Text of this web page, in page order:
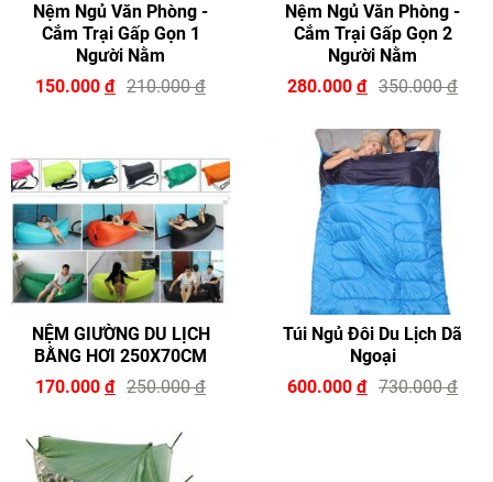
Nệm Ngủ Văn Phòng -
Cắm Trại Gấp Gọn 1
Người Nằm
150.000 đ 210.000đ
Nệm Ngủ Văn Phòng -
Cắm Trại Gấp Gọn 2
Người Nằm
280.000 đ 350.000đ
NỆM GIƯỜNG DU LỊCH
BẰNG HƠI 250X70CM
170.000 đ 250.000đ
Túi Ngủ Đôi Du Lịch Dã
Ngoại
600.000 đ 730.000đ